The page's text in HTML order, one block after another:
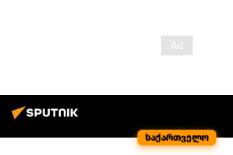
საქართველო